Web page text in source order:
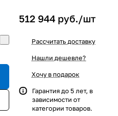
512 944 руб./шт
Рассчитать доставку
Нашли дешевле?
Хочу в подарок
Гарантия до 5 лет, в
зависимости от
категории товаров.